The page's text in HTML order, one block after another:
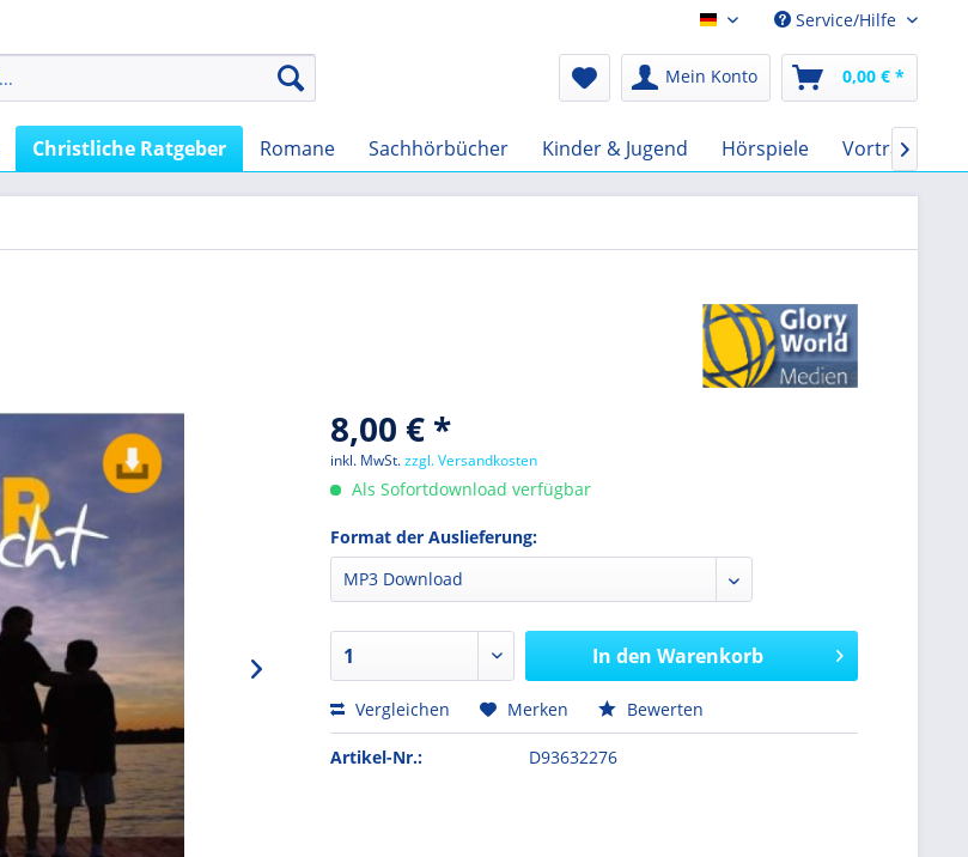
Audio-Book EURService/Hilfe
Mein Konto 0,00 € *
Christliche Ratgeber Romane Sachhörbücher Kinder & Jugend Hörspiele Vorträge

8,00 € *
inkl. MwSt.zzgl. Versandkosten
Als Sofortdownload verfügbar
Format der Auslieferung:
In den Warenkorb
Vergleichen Merken Bewerten
Artikel-Nr.: D93632276